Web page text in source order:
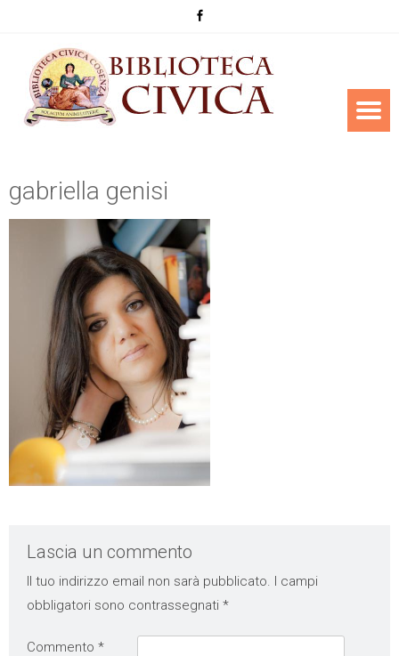
gabriella genisi
Lascia un commento
Il tuo indirizzo email non sarà pubblicato. I campi
obbligatori sono contrassegnati *
Commento *